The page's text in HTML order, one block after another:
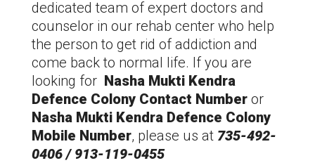
dedicated team of expert doctors and
counselor in our rehab center who help
the person to get rid of addiction and
come back to normal life. If you are
looking for Nasha Mukti Kendra
Defence Colony Contact Number or
Nasha Mukti Kendra Defence Colony
Mobile Number, please us at 735-492-
0406 / 913-119-0455